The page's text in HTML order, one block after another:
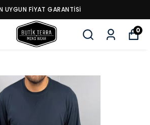
UYGUN FİYAT GARANTİSİ
0